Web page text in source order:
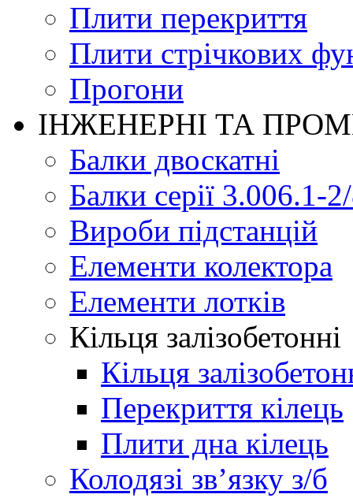
Плити перекриття
Плити стрічкових
Прогони
ІНЖЕНЕРНІ ТА
Балки двоскатні
Балки серії 3.006.1-
Вироби підстанцій
Елементи колектора
Елементи лотків
Кільця залізобетонні
Кільця
Перекриття кілець
Плити дна кілець
Колодязі зв’язку з/б